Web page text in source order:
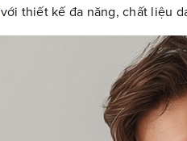
với thiết kế đa năng, chất liệu